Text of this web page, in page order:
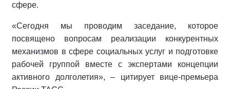
сфере.
«Сегодня мы проводим заседание, которое
посвящено вопросам реализации конкурентных
механизмов в сфере социальных услуг и подготовке
рабочей группой вместе с экспертами концепции
активного долголетия», – цитирует вице-премьера